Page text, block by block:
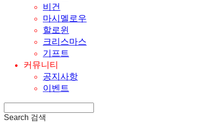
비건
마시멜로우
할로윈
크리스마스
기프트
커뮤니티
공지사항
이벤트
Search 검색